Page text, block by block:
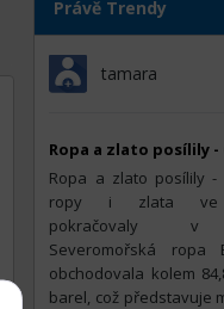
Právě Trendy
tamara
Ropa a zlato posílily -
Ropa a zlato posílily -
ropy i zlata ve
pokračovaly v
Severomořská ropa
obchodovala kolem
barel, což představuje